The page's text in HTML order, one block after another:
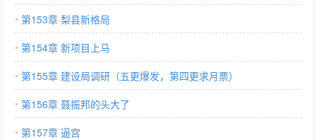
第153章 梨县新格局
第154章 新项目上马
第155章 建设局调研（五更爆发，第四更求月票）
第156章 聂振邦的头大了
第157章 逼宫